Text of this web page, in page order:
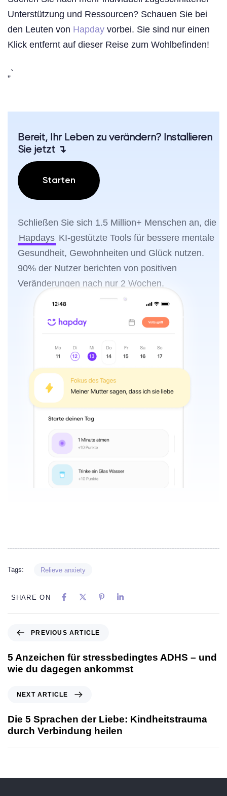
Unterstützung und Ressourcen? Schauen Sie bei
den Leuten von Hapday vorbei. Sie sind nur einen
Klick entfernt auf dieser Reise zum Wohlbefinden!
„`
Bereit, Ihr Leben zu verändern? Installieren
Sie jetzt ↴
Starten
Schließen Sie sich 1.5 Million+ Menschen an, die
Hapdays KI-gestützte Tools für bessere mentale
Gesundheit, Gewohnheiten und Glück nutzen.
90% der Nutzer berichten von positiven
Veränderungen nach nur 2 Wochen.
Tags: Relieve anxiety
SHARE ON
PREVIOUS ARTICLE
5 Anzeichen für stressbedingtes ADHS – und
wie du dagegen ankommst
NEXT ARTICLE
Die 5 Sprachen der Liebe: Kindheitstrauma
durch Verbindung heilen